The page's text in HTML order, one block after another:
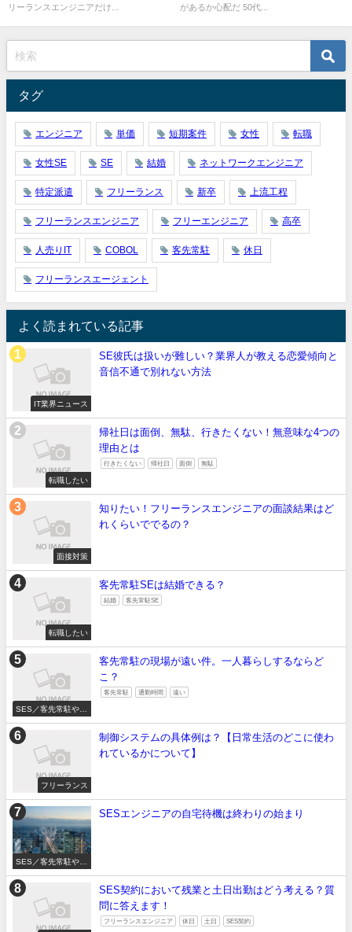
リーランスエンジニアだけ...
があるか心配だ 50代...
タグ
エンジニア 単価 短期案件 女性 転職
女性SE SE 結婚 ネットワークエンジニア
特定派遣 フリーランス 新卒 上流工程
フリーランスエンジニア フリーエンジニア 高卒
人売りIT COBOL 客先常駐 休日
フリーランスエージェント
よく読まれている記事
IT業界ニュース
SE彼氏は扱いが難しい？業界人が教える恋愛傾向と
音信不通で別れない方法
転職したい
帰社日は面倒、無駄、行きたくない！無意味な4つの
理由とは
行きたくない 帰社日 面倒 無駄
面接対策
知りたい！フリーランスエンジニアの面談結果はど
れくらいででるの？
転職したい
客先常駐SEは結婚できる？
結婚 客先常駐SE
SES／客先常駐やめ
たい
客先常駐の現場が遠い件。一人暮らしするならど
こ？
客先常駐 通勤時間 遠い
フリーランス
制御システムの具体例は？【日常生活のどこに使わ
れているかについて】
SES／客先常駐やめ
たい
SESエンジニアの自宅待機は終わりの始まり
SES契約において残業と土日出勤はどう考える？質
問に答えます！
フリーランスエンジニア 休日 土日 SES契約